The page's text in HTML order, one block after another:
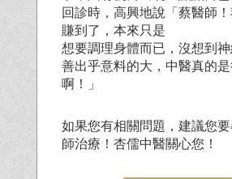
回診時，高興地說「蔡醫師
賺到了，本來只是
想要調理身體而已，沒想到
善出乎意料的大，中醫真的
啊！」
如果您有相關問題，建議您
師治療！杏儒中醫關心您！